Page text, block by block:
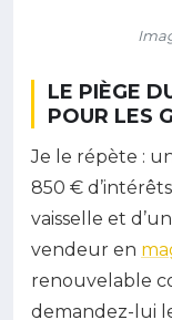
LE PIÈGE
POUR LES
Je le répète : un
850 €
vaisselle et
vendeur en
renouvelable
demandez-lui